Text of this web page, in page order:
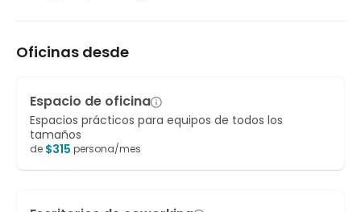
Oficinas desde
Espacio de oficina
Espacios prácticos para equipos de todos los
tamaños
de $315 persona/mes